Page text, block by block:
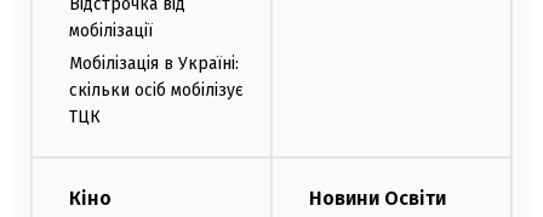
Відстрочка від
мобілізації
Мобілізація в Україні:
скільки осіб мобілізує
ТЦК
Кіно Новини Освіти